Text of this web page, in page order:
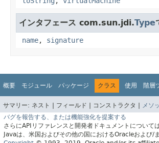
インタフェース com.sun.jdi.Type
name, signature
概要 モジュール パッケージ クラス 使用 階層
サマリー: ネスト | フィールド | コンストラクタ | メソ
バグを報告する、または機能強化を提案する
さらにAPIリファレンスと開発者ドキュメントについ
Javaは、米国およびその他の国におけるOracleおよび/